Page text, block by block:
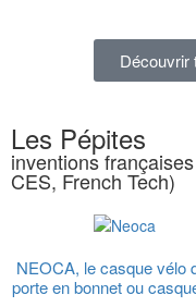
Découvrir
Les Pépites
inventions
CES, French Tech)
NEOCA, le casque vélo
porte en bonnet ou